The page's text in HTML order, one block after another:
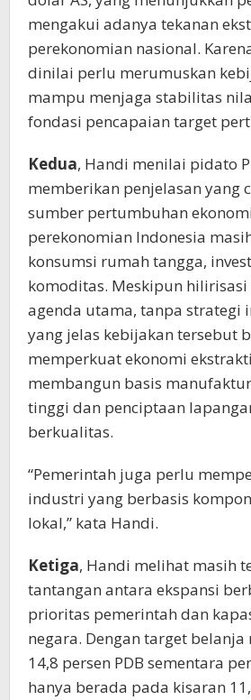
mengakui adanya tekanan
perekonomian nasional.
dinilai perlu merumuskan
mampu menjaga stabilitas
fondasi pencapaian target
Kedua, Handi menilai pidato
memberikan penjelasan yang
sumber pertumbuhan
perekonomian Indonesia
konsumsi rumah tangga,
komoditas. Meskipun
agenda utama, tanpa strategi
yang jelas kebijakan tersebut
memperkuat ekonomi
membangun basis
tinggi dan penciptaan
berkualitas.
“Pemerintah juga perlu
industri yang berbasis
lokal,” kata Handi.
Ketiga, Handi melihat masih
tantangan antara ekspansi
prioritas pemerintah dan
negara. Dengan target
14,8 persen PDB sementara
hanya berada pada kisaran